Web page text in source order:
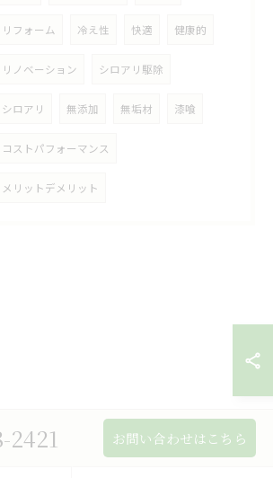
リフォーム 冷え性 快適 健康的
リノベーション シロアリ駆除
シロアリ 無添加 無垢材 漆喰
コストパフォーマンス
メリットデメリット
2421 お問い合わせはこちら